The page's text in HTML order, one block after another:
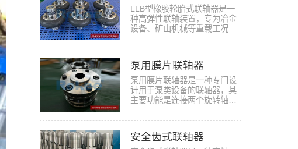
LLB型橡胶轮胎式联轴器是一
种高弹性联轴装置，专为冶金
设备、矿山机械等重载工况设
泵用膜片联轴器
泵用膜片联轴器是一种专门设
计用于泵类设备的联轴器，其
主要功能是连接两个旋转轴，
安全齿式联轴器